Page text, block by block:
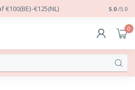
€125(NL) 24/7
5.0 /5.0
0